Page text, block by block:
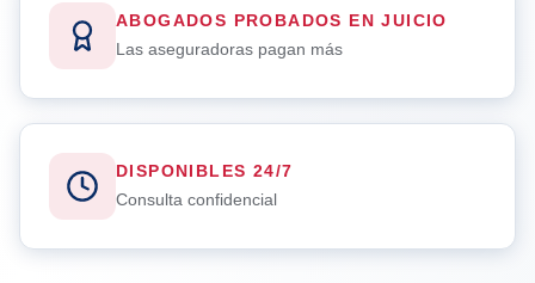
ABOGADOS PROBADOS EN JUICIO
Las aseguradoras pagan más
DISPONIBLES 24/7
Consulta confidencial